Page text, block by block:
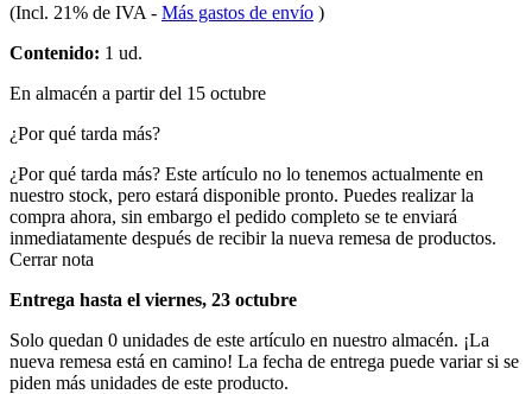
(Incl. 21% de IVA - Más gastos de envío )
Contenido: 1 ud.
En almacén a partir del 15 octubre
¿Por qué tarda más?
¿Por qué tarda más? Este artículo no lo tenemos actualmente en
nuestro stock, pero estará disponible pronto. Puedes realizar la
compra ahora, sin embargo el pedido completo se te enviará
inmediatamente después de recibir la nueva remesa de productos.
Cerrar nota
Entrega hasta el viernes, 23 octubre
Solo quedan 0 unidades de este artículo en nuestro almacén. ¡La
nueva remesa está en camino! La fecha de entrega puede variar si se
piden más unidades de este producto.